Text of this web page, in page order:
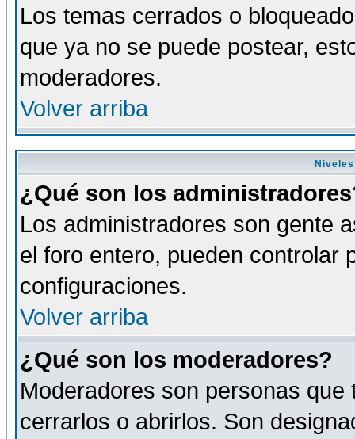
Los temas cerrados o
que ya no se puede postear,
moderadores.
Volver arriba
¿Qué son los
Los administradores son gente
el foro entero, pueden controlar
configuraciones.
Volver arriba
¿Qué son los moderadores?
Moderadores son personas
cerrarlos o abrirlos. Son